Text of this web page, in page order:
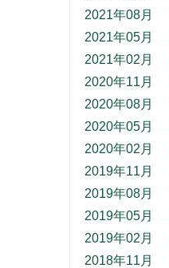
2021年08月
2021年05月
2021年02月
2020年11月
2020年08月
2020年05月
2020年02月
2019年11月
2019年08月
2019年05月
2019年02月
2018年11月